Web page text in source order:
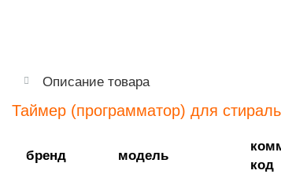
Описание товара
Таймер (программатор) для
бренд модель
код